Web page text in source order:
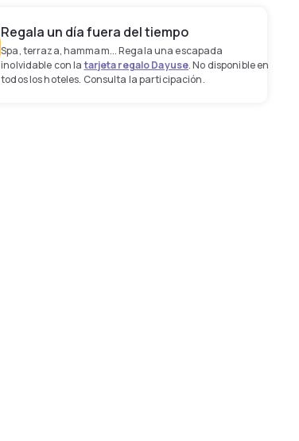
Regala un día fuera del tiempo
Spa, terraza, hammam... Regala una escapada
inolvidable con latarjeta regalo Dayuse. No disponible en
todos los hoteles. Consulta la participación.